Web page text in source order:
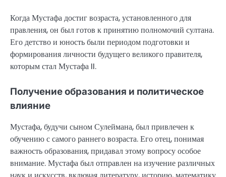
Когда Мустафа достиг возраста, установленного для
правления, он был готов к принятию полномочий султана.
Его детство и юность были периодом подготовки и
формирования личности будущего великого правителя,
которым стал Мустафа II.
Получение образования и политическое
влияние
Мустафа, будучи сыном Сулеймана, был привлечен к
обучению с самого раннего возраста. Его отец, понимая
важность образования, придавал этому вопросу особое
внимание. Мустафа был отправлен на изучение различных